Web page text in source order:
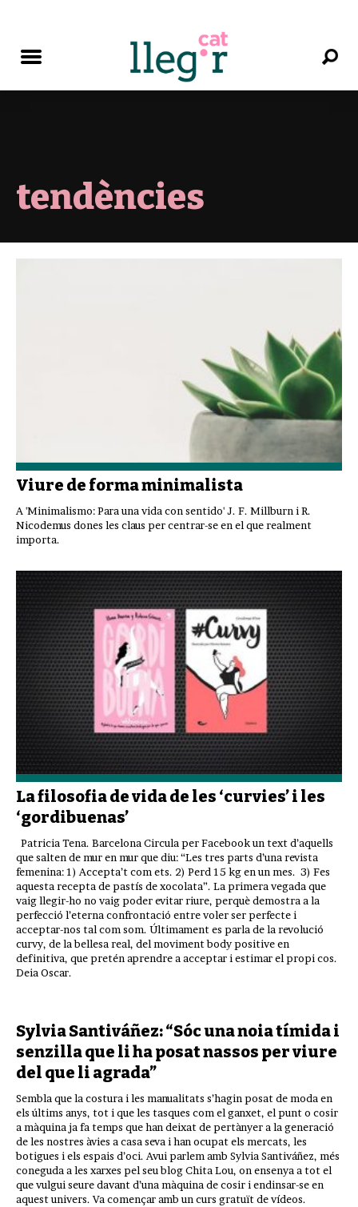
tendències
Viure de forma minimalista
A 'Minimalismo: Para una vida con sentido' J. F. Millburn i R.
Nicodemus dones les claus per centrar-se en el que realment
importa.
La filosofia de vida de les ‘curvies’ i les
‘gordibuenas’
Patricia Tena. Barcelona Circula per Facebook un text d’aquells
que salten de mur en mur que diu: “Les tres parts d’una revista
femenina: 1) Accepta’t com ets. 2) Perd 15 kg en un mes. 3) Fes
aquesta recepta de pastís de xocolata”. La primera vegada que
vaig llegir-ho no vaig poder evitar riure, perquè demostra a la
perfecció l’eterna confrontació entre voler ser perfecte i
acceptar-nos tal com som. Últimament es parla de la revolució
curvy, de la bellesa real, del moviment body positive en
definitiva, que pretén aprendre a acceptar i estimar el propi cos.
Deia Oscar.
Sylvia Santiváñez: “Sóc una noia tímida i
senzilla que li ha posat nassos per viure
del que li agrada”
Sembla que la costura i les manualitats s’hagin posat de moda en
els últims anys, tot i que les tasques com el ganxet, el punt o cosir
a màquina ja fa temps que han deixat de pertànyer a la generació
de les nostres àvies a casa seva i han ocupat els mercats, les
botigues i els espais d’oci. Avui parlem amb Sylvia Santiváñez, més
coneguda a les xarxes pel seu blog Chita Lou, on ensenya a tot el
que vulgui seure davant d’una màquina de cosir i endinsar-se en
aquest univers. Va començar amb un curs gratuït de vídeos.